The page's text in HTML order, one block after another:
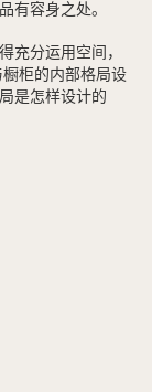
有容身之处。
充分运用空间，
柜的内部格局设
是怎样设计的